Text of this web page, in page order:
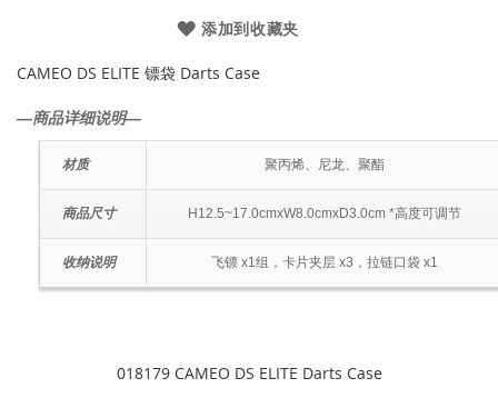
添加到收藏夹
CAMEO DS ELITE 镖袋 Darts Case
―商品详细说明―
材质 聚丙烯、尼龙、聚酯
商品尺寸 H12.5~17.0cmxW8.0cmxD3.0cm *高度可调节
收纳说明 飞镖 x1组，卡片夹层 x3，拉链口袋 x1
018179 CAMEO DS ELITE Darts Case